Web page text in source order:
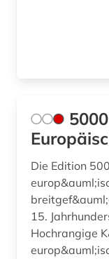
Die Edition
15.
Hochrangige